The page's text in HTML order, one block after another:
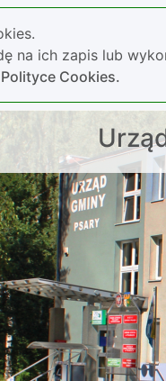
na ich zapis lub
Polityce Cookies.